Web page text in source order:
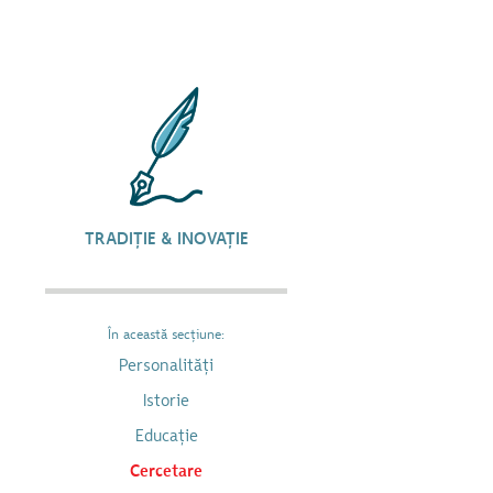
TRADIȚIE & INOVAȚIE
În această secțiune:
Personalități
Istorie
Educație
Cercetare